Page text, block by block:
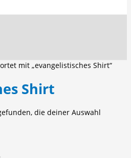
mit „evangelistisches Shirt“
Shirt
die deiner Auswahl